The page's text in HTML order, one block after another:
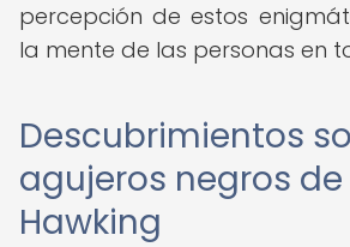
percepción de estos
la mente de las personas en
Descubrimientos
agujeros negros
Hawking